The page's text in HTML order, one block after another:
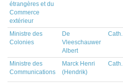
étrangères et du
Commerce
extérieur
Ministre des
Colonies
De
Vleeschauwer
Albert
Cath.
Ministre des
Communications
Marck Henri
(Hendrik)
Cath.